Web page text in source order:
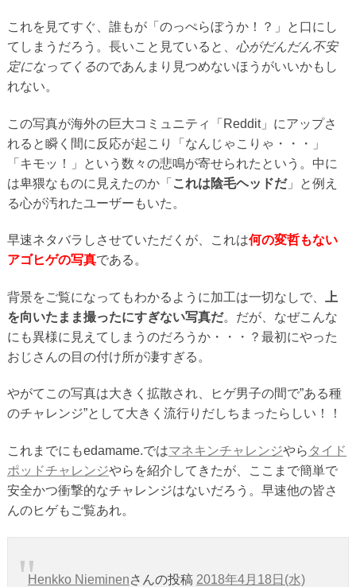
これを見てすぐ、誰もが「のっぺらぼうか！？」と口にし
てしまうだろう。長いこと見ていると、 心がだんだん不安
定になってくるのであんまり見つめないほうがいいかもし
れない。
この写真が海外の巨大コミュニティ「Reddit」にアップさ
れると瞬く間に反応が起こり「なんじゃこりゃ・・・」
「キモッ！」という数々の悲鳴が寄せられたという。中に
は卑猥なものに見えたのか「 これは陰毛ヘッドだ」と例え
る心が汚れたユーザーもいた。
早速ネタバラしさせていただくが、これは何の変哲もない
アゴヒゲの写真である。
背景をご覧になってもわかるように加工は一切なしで、
上
を向いたまま撮ったにすぎない写真だ。だが、なぜこんな
にも異様に見えてしまうのだろうか・・・？最初にやった
おじさんの目の付け所が凄すぎる。
やがてこの写真は大きく拡散され、ヒゲ男子の間で”ある種
のチャレンジ”として大きく流行りだしちまったらしい！！
これまでにもedamame.ではマネキンチャレンジやら タイド
ポッドチャレンジやらを紹介してきたが、ここまで簡単で
安全かつ衝撃的なチャレンジはないだろう。早速他の皆さ
んのヒゲもご覧あれ。
Henkko Nieminenさんの投稿 2018年4月18日(水)